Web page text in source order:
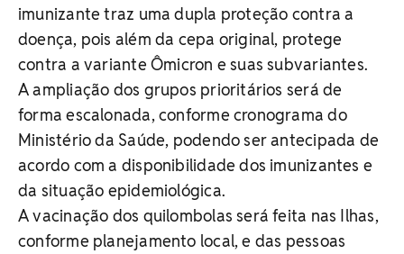
imunizante traz uma dupla proteção contra a
doença, pois além da cepa original, protege
contra a variante Ômicron e suas subvariantes.
A ampliação dos grupos prioritários será de
forma escalonada, conforme cronograma do
Ministério da Saúde, podendo ser antecipada de
acordo com a disponibilidade dos imunizantes e
da situação epidemiológica.
A vacinação dos quilombolas será feita nas Ilhas,
conforme planejamento local, e das pessoas